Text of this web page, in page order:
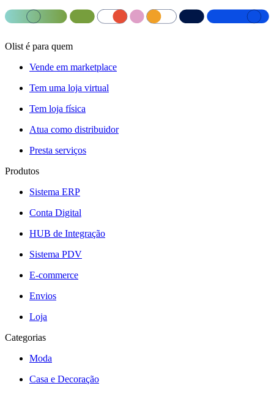
Olist é para quem
Vende em marketplace
Tem uma loja virtual
Tem loja física
Atua como distribuidor
Presta serviços
Produtos
Sistema ERP
Conta Digital
HUB de Integração
Sistema PDV
E-commerce
Envios
Loja
Categorias
Moda
Casa e Decoração